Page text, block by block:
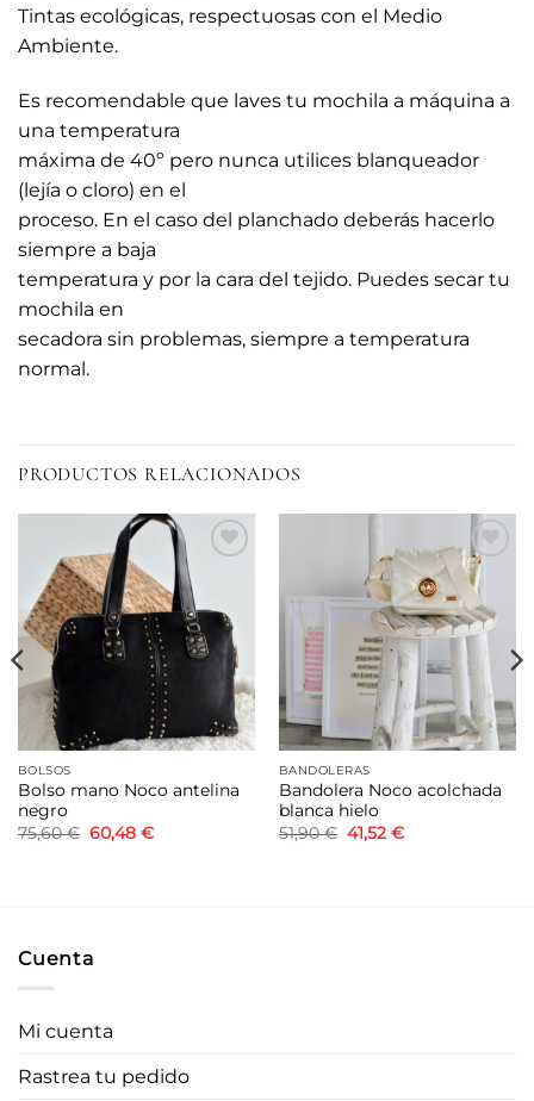
Tintas ecológicas, respectuosas con el Medio
Ambiente.
Es recomendable que laves tu mochila a máquina a
una temperatura
máxima de 40º pero nunca utilices blanqueador
(lejía o cloro) en el
proceso. En el caso del planchado deberás hacerlo
siempre a baja
temperatura y por la cara del tejido. Puedes secar tu
mochila en
secadora sin problemas, siempre a temperatura
normal.
PRODUCTOS RELACIONADOS
lista de
deseos
BOLSOS
Bolso mano Noco antelina
negro
75,60€ El
precio
60,48 €El
Añadir
a la
lista de
deseos
BANDOLERAS
Bandolera Noco acolchada
blanca hielo
51,90€ El
precio
41,52 €El
Cuenta
Mi cuenta
Rastrea tu pedido